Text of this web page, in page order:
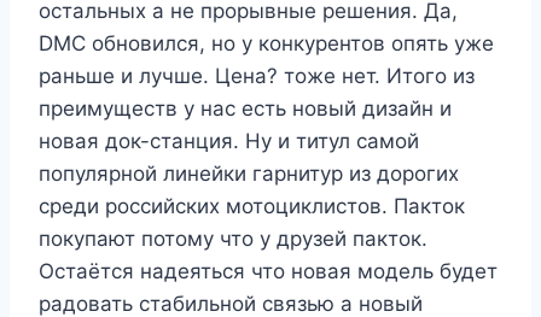
остальных а не прорывные решения. Да,
DMC обновился, но у конкурентов опять уже
раньше и лучше. Цена? тоже нет. Итого из
преимуществ у нас есть новый дизайн и
новая док-станция. Ну и титул самой
популярной линейки гарнитур из дорогих
среди российских мотоциклистов. Пакток
покупают потому что у друзей пакток.
Остаётся надеяться что новая модель будет
радовать стабильной связью а новый